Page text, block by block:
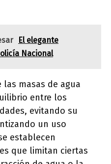
El elegante
Nacional
masas de agua
entre los
evitando su
un uso
establecen
que limitan ciertas